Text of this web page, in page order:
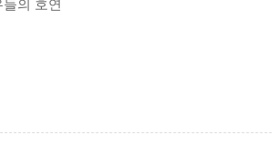
의 호연